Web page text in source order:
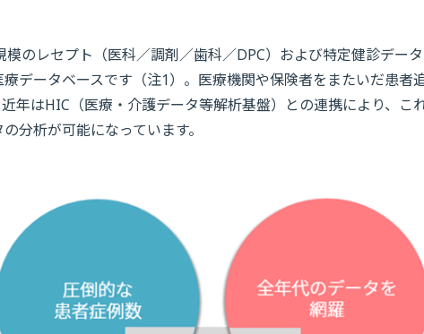
のレセプト（医科／調剤／歯科／DPC）および特定健診データ
データベースです（注1）。医療機関や保険者をまたいだ患者
年はHIC（医療・介護データ等解析基盤）との連携により、こ
分析が可能になっています。